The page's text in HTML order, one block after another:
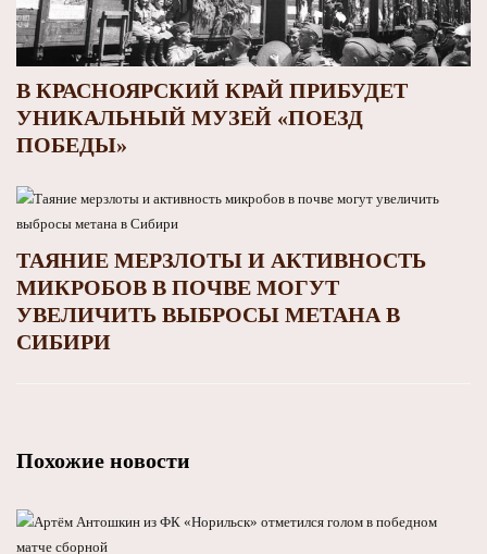
В КРАСНОЯРСКИЙ КРАЙ ПРИБУДЕТ
УНИКАЛЬНЫЙ МУЗЕЙ «ПОЕЗД
ПОБЕДЫ»
ТАЯНИЕ МЕРЗЛОТЫ И АКТИВНОСТЬ
МИКРОБОВ В ПОЧВЕ МОГУТ
УВЕЛИЧИТЬ ВЫБРОСЫ МЕТАНА В
СИБИРИ
Похожие новости